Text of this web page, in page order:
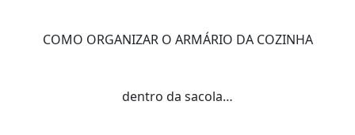
COMO ORGANIZAR O ARMÁRIO DA COZINHA
dentro da sacola…